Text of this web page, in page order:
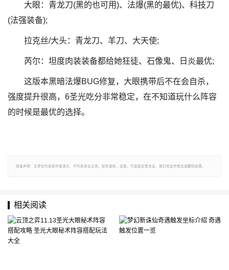
大眼：青龙刀(黑的也可用)、法爆(黑的最优)、科技刀
(法强装备);
拉克丝/大头：青龙刀、羊刀、大天使;
芮尔：坦度肉装装备都给她狂徒、石像鬼、日炎最优;
这版本黑暗法爆BUG修复，大眼携带后不在会自杀，
强度提升很高，6圣光吃分非常稳定，在不知道玩什么阵容
的时候是最优的选择。
郑重声明：文章仅代表原作者观点，不代表本站立场；如有侵权、违规，可直接反馈本站，我们将会作修改或删除处理。
相关阅读